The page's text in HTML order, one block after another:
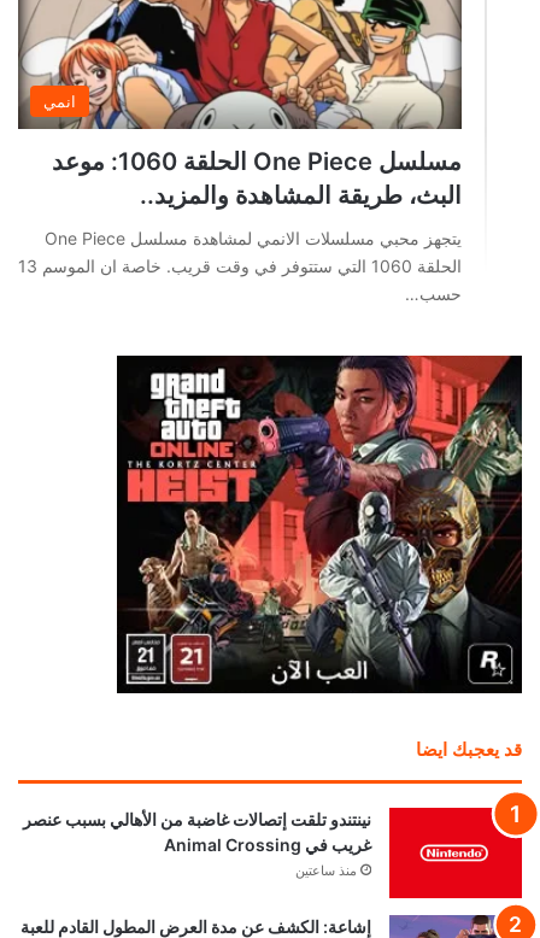
انمي
مسلسل One Piece الحلقة 1060: موعد
البث، طريقة المشاهدة والمزيد..
يتجهز محبي مسلسلات الانمي لمشاهدة مسلسل One Piece
الحلقة 1060 التي ستتوفر في وقت قريب. خاصة ان الموسم 13
حسب…
قد يعجبك ايضا
نينتندو تلقت إتصالات غاضبة من الأهالي بسبب عنصر
غريب في Animal Crossing
منذ ساعتين
إشاعة: الكشف عن مدة العرض المطول القادم للعبة